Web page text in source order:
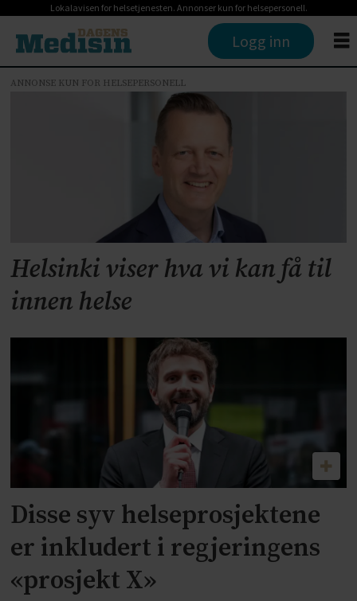
Lokalavisen for helsetjenesten. Annonser kun for helsepersonell.
Logg inn
helseinnovasjon
ANNONSE KUN FOR HELSEPERSONELL
Helsinki viser hva vi kan få til
innen helse
Disse syv helseprosjektene
er inkludert i regjeringens
«prosjekt X»